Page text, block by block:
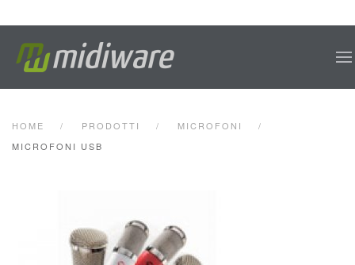
HOME PRODOTTI
MICROFONI
MICROFONI USB